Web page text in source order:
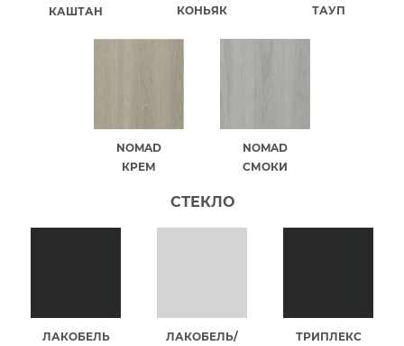
КАШТАН
КОНЬЯК
ТАУП
NOMAD
КРЕМ
NOMAD
СМОКИ
СТЕКЛО
ЛАКОБЕЛЬ
ЛАКОБЕЛЬ/
ТРИПЛЕКС